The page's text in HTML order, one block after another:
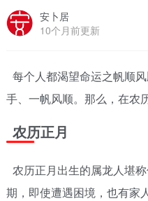
安卜居
10个月前更新
每个人都渴望命运之帆顺
手、一帆风顺。那么，在农
农历正月
农历正月出生的属龙人堪
期，即使遭遇困境，也有家